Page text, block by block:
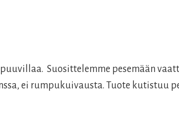
Suosittelemme pesemään
ei rumpukuivausta. Tuote kutistuu